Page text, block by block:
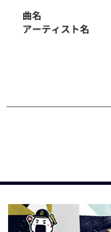
曲名
アーティスト名